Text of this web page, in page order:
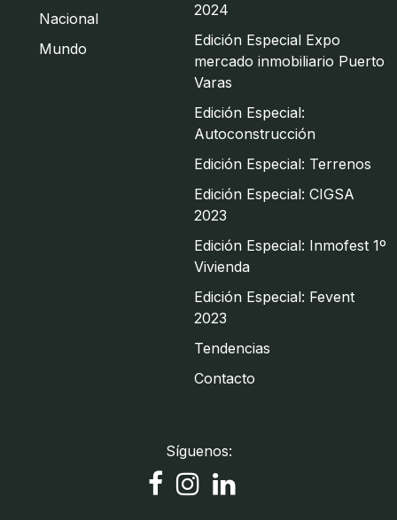
Nacional
Mundo
2024
Edición Especial Expo
mercado inmobiliario Puerto
Varas
Edición Especial:
Autoconstrucción
Edición Especial: Terrenos
Edición Especial: CIGSA
2023
Edición Especial: Inmofest 1º
Vivienda
Edición Especial: Fevent
2023
Tendencias
Contacto
Síguenos: